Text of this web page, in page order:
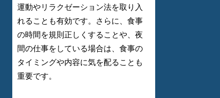
運動やリラクゼーション法を取り入
れることも有効です。さらに、食事
の時間を規則正しくすることや、夜
間の仕事をしている場合は、食事の
タイミングや内容に気を配ることも
重要です。